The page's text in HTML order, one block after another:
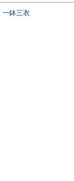
一鉢三衣